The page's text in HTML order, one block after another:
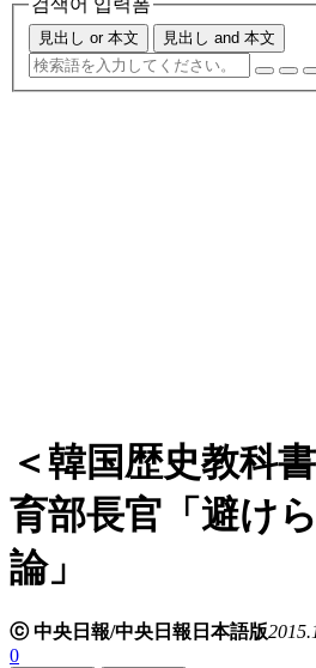
見出し or 本文 見出し and 本文
＜韓国歴史教科
育部長官「避け
論」
ⓒ 中央日報/中央日報日本語版
0